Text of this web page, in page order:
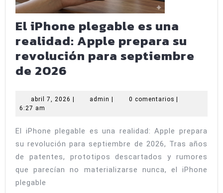
El iPhone plegable es una
realidad: Apple prepara su
revolución para septiembre
de 2026
plegable
una
realidad:
Apple
prepara
abril 7, 2026 abril
admin admin0 comentarios
6:27 am
El iPhone plegable es una realidad: Apple prepara
su revolución para septiembre de 2026, Tras años
de patentes, prototipos descartados y rumores
que parecían no materializarse nunca, el iPhone
plegable